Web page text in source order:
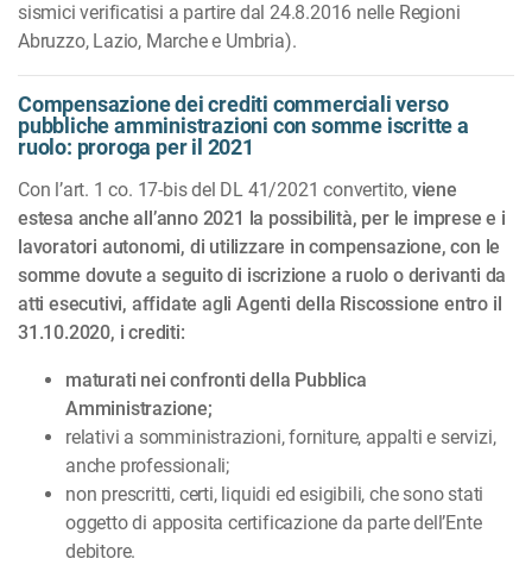
sismici verifi­ca­tisi a partire dal 24.8.2016 nelle Regioni
Abruzzo, Lazio, Marche e Umbria).
Compensazione dei crediti commerciali verso
pubbliche amministrazioni con somme iscritte a
ruolo: proroga per il 2021
Con l’art. 1 co. 17-bis del DL 41/2021 convertito, viene
estesa anche all’anno 2021 la possibilità, per le imprese e i
lavoratori autonomi, di utilizzare in compensazione, con le
somme dovute a seguito di iscrizione a ruolo o derivanti da
atti esecutivi, affidate agli Agenti della Riscossione entro il
31.10.2020, i crediti:
maturati nei confronti della Pubblica
Amministrazione;
relativi a somministrazioni, forniture, appalti e servizi,
anche professionali;
non prescritti, certi, liquidi ed esigibili, che sono stati
oggetto di apposita certificazione da parte dell’Ente
debitore.